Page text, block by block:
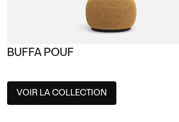
BUFFA POUF
VOIR LA COLLECTION